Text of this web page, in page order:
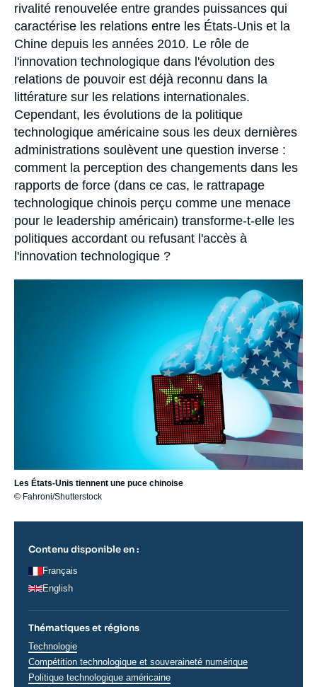
rivalité renouvelée entre grandes puissances qui
caractérise les relations entre les États-Unis et la
Chine depuis les années 2010. Le rôle de
l'innovation technologique dans l'évolution des
relations de pouvoir est déjà reconnu dans la
littérature sur les relations internationales.
Cependant, les évolutions de la politique
technologique américaine sous les deux dernières
administrations soulèvent une question inverse :
comment la perception des changements dans les
rapports de force (dans ce cas, le rattrapage
technologique chinois perçu comme une menace
pour le leadership américain) transforme-t-elle les
politiques accordant ou refusant l'accès à
l'innovation technologique ?
Les États-Unis tiennent une puce chinoise
© Fahroni/Shutterstock
Contenu disponible en :
Français
English
Thématiques et régions
Thématiques
analyses
Technologie
Compétition technologique et souveraineté numérique
Politique technologique américaine